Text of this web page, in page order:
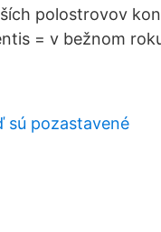
polostrovov
= v bežnom
sú pozastavené